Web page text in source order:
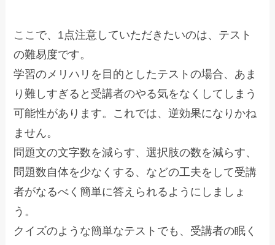
ここで、1点注意していただきたいのは、テスト
の難易度です。
学習のメリハリを目的としたテストの場合、あま
り難しすぎると受講者のやる気をなくしてしまう
可能性があります。これでは、逆効果になりかね
ません。
問題文の文字数を減らす、選択肢の数を減らす、
問題数自体を少なくする、などの工夫をして受講
者がなるべく簡単に答えられるようにしましょ
う。
クイズのような簡単なテストでも、受講者の眠く